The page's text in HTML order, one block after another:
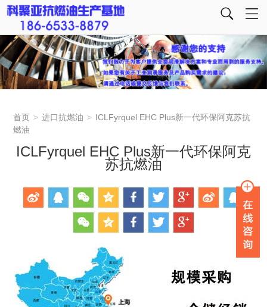
首页 > 进口抗燃油 > ICLFyrquel EHC Plus新一代环保阿克苏抗
燃油
ICLFyrquel EHC Plus新一代环保阿克
苏抗燃油